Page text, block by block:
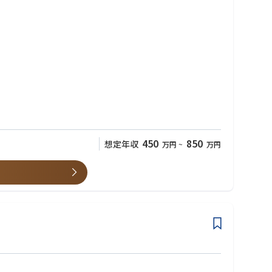
働しながら、時には彼らが初めて手掛けるような革新的な設備開
想定年収 450 万円 ~ 850 万円